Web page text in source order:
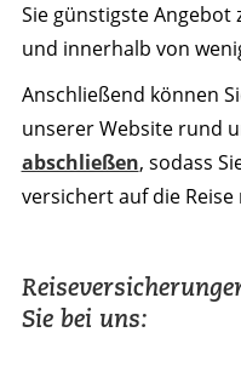
Sie günstigste Angebot
und innerhalb von
Anschließend können
unserer Website rund
abschließen, sodass
versichert auf die
Sie bei uns: